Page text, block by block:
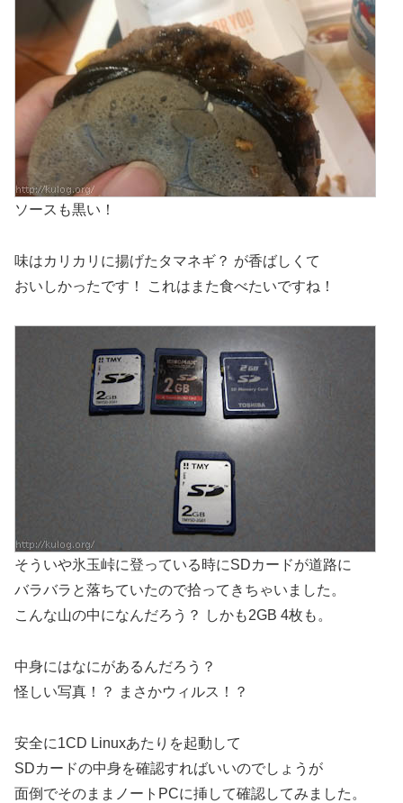
ソースも黒い！
味はカリカリに揚げたタマネギ？ が香ばしくて
おいしかったです！ これはまた食べたいですね！
そういや氷玉峠に登っている時にSDカードが道路に
バラバラと落ちていたので拾ってきちゃいました。
こんな山の中になんだろう？ しかも2GB 4枚も。
中身にはなにがあるんだろう？
怪しい写真！？ まさかウィルス！？
安全に1CD Linuxあたりを起動して
SDカードの中身を確認すればいいのでしょうが
面倒でそのままノートPCに挿して確認してみました。